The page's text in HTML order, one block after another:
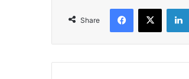
Share
Facebook
X